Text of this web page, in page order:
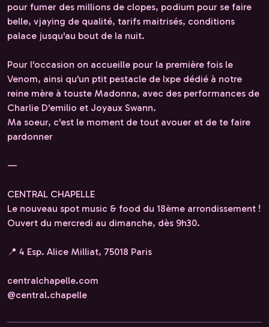
pour fumer des millions de clopes, podium pour se faire
belle, vjaying de qualité, tarifs maitrisés, conditions
palace jusqu'au bout de la nuit.
Pour l'occasion on accueille pour la première fois le
Venom, ainsi qu'un ptit pestacle de Ixpe dédié à notre
reine mère à touste Madonna, avec des performances de
Charlie D'emilio et Joyaux Swann.
Ma soeur, c'est le moment de tout avouer et de te faire
pardonner
—
CENTRAL CHAPELLE
Le nouveau spot music & food du 18ème arrondissement !
Ouvert du mercredi au dimanche, dès 9h30.
📍 4 Esp. Alice Milliat, 75018 Paris
centralchapelle.com
@central.chapelle